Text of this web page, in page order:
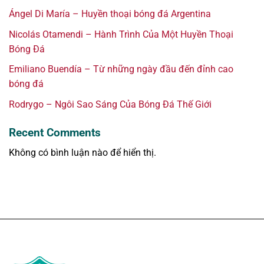
Ángel Di María – Huyền thoại bóng đá Argentina
Nicolás Otamendi – Hành Trình Của Một Huyền Thoại
Bóng Đá
Emiliano Buendía – Từ những ngày đầu đến đỉnh cao
bóng đá
Rodrygo – Ngôi Sao Sáng Của Bóng Đá Thế Giới
Recent Comments
Không có bình luận nào để hiển thị.